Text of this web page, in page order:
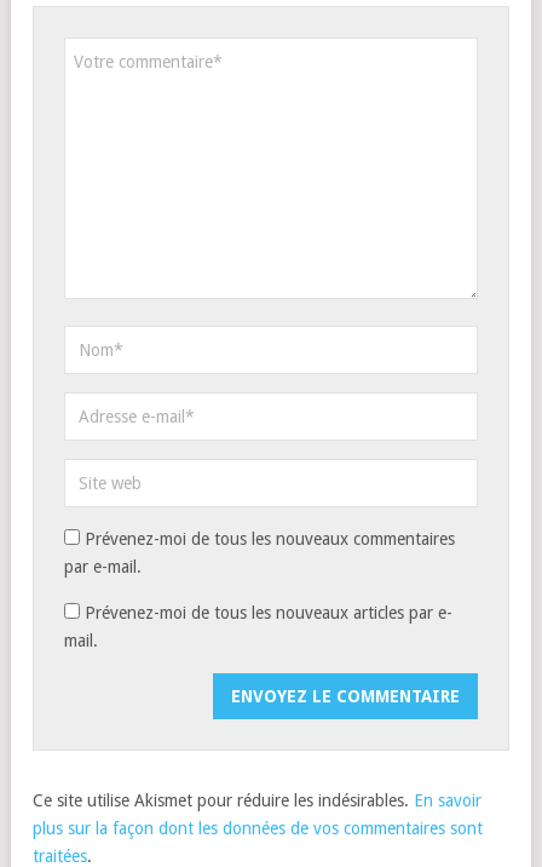
Prévenez-moi de tous les nouveaux commentaires
par e-mail.
Prévenez-moi de tous les nouveaux articles par e-
mail.
Ce site utilise Akismet pour réduire les indésirables. En savoir
plus sur la façon dont les données de vos commentaires sont
traitées.